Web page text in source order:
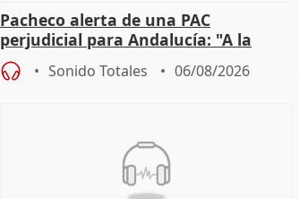
Pacheco alerta de una PAC
perjudicial para Andalucía: "A la
agricultura hay que protegerla"
Sonido Totales 06/08/2026